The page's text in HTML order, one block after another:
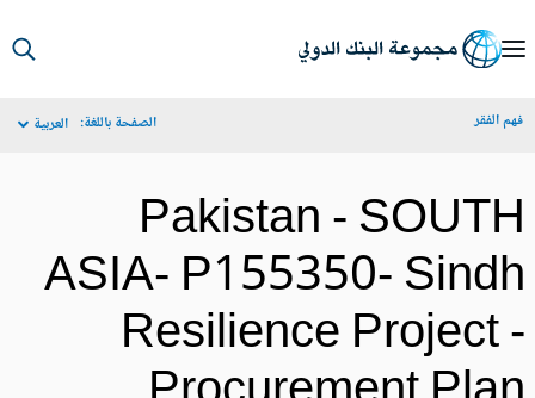
الفقر الصفحة باللغة: العربية
Pakistan -
ASIA- P155350-
Resilience Project